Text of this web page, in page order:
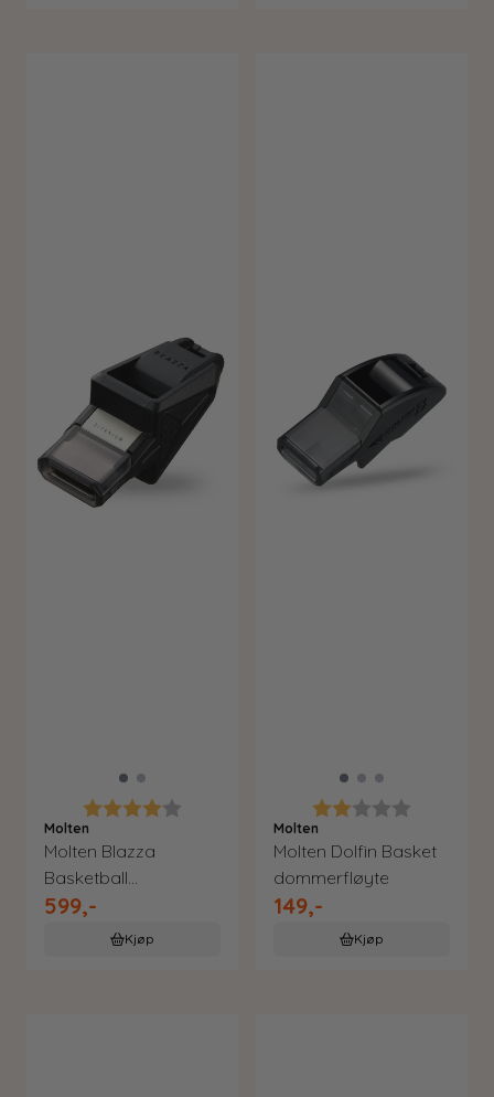
Karakter:
Molten
Molten Blazza
Basketball
dommerfløyte
599,-
Kjøp
Karakter:
Molten
Molten Dolfin Basket
dommerfløyte
149,-
Kjøp